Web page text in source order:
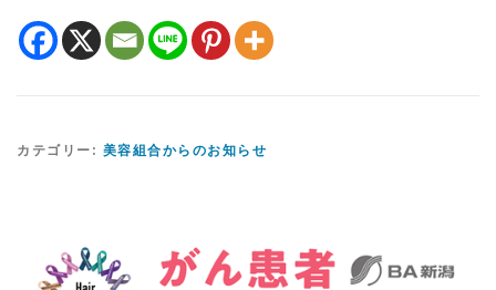
カテゴリー: 美容組合からのお知らせ